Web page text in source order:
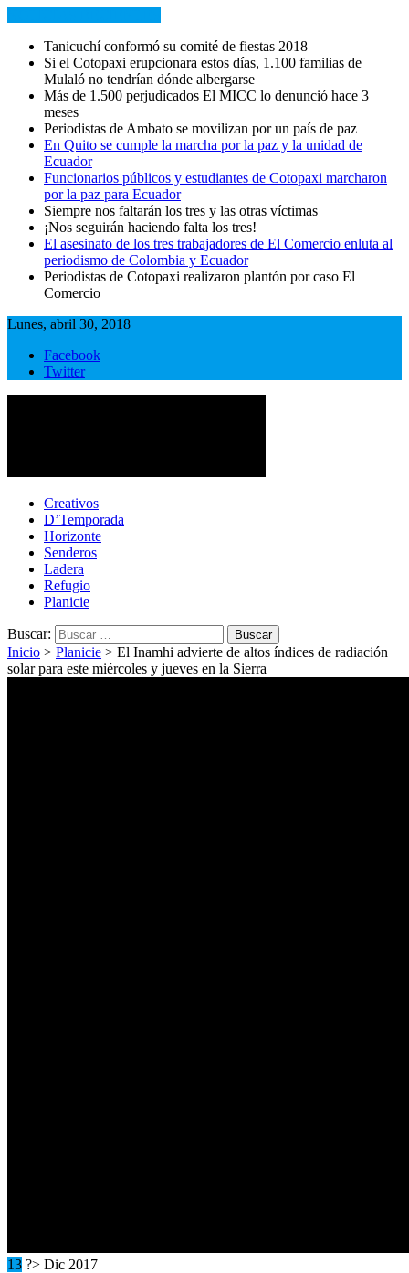
Tanicuchí conformó su comité de fiestas 2018
Si el Cotopaxi erupcionara estos días, 1.100 familias de
Mulaló no tendrían dónde albergarse
Más de 1.500 perjudicados El MICC lo denunció hace 3
meses
Periodistas de Ambato se movilizan por un país de paz
En Quito se cumple la marcha por la paz y la unidad de
Ecuador
Funcionarios públicos y estudiantes de Cotopaxi marcharon
por la paz para Ecuador
Siempre nos faltarán los tres y las otras víctimas
¡Nos seguirán haciendo falta los tres!
El asesinato de los tres trabajadores de El Comercio enluta al
periodismo de Colombia y Ecuador
Periodistas de Cotopaxi realizaron plantón por caso El
Comercio
Lunes, abril 30, 2018
Facebook
Twitter
Cotopaxi Noticias
Primer periódico multimedia del centro del país
Creativos
D’Temporada
Horizonte
Senderos
Ladera
Refugio
Planicie
Buscar:
Inicio > Planicie > El Inamhi advierte de altos índices de radiación
solar para este miércoles y jueves en la Sierra
13 ?> Dic 2017